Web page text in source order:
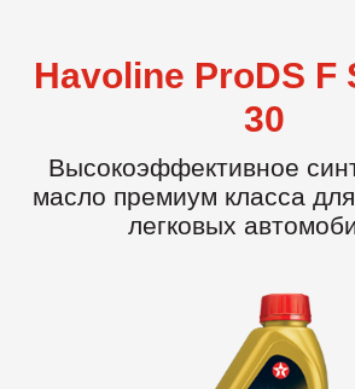
Havoline ProDS F
30
Высокоэффективное
масло премиум класса
легковых